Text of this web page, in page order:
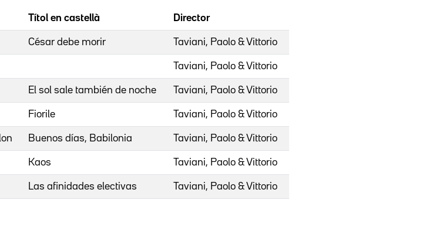
Títol en castellà Director
César debe morir Taviani, Paolo & Vittorio
Taviani, Paolo & Vittorio
El sol sale también de noche Taviani, Paolo & Vittorio
Fiorile Taviani, Paolo & Vittorio
Buenos días, Babilonia Taviani, Paolo & Vittorio
Kaos Taviani, Paolo & Vittorio
Las afinidades electivas Taviani, Paolo & Vittorio